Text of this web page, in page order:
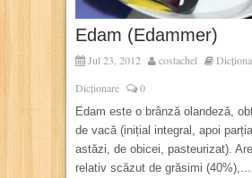
Edam (Edammer)
Jul 23, 2012 costachel
Dicționare 0
Edam este o brânză olandeză,
de vacă (inițial integral, apoi
astăzi, de obicei, pasteurizat).
relativ scăzut de grăsimi (40%),...